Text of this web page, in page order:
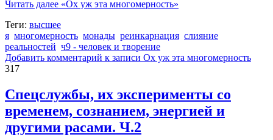
Читать далее «Ох уж эта многомерность»
Теги: высшее
я многомерность монады реинкарнация слияние
реальностей ч9 - человек и творение
Добавить комментарий к записи Ох уж эта многомерность
317
Спецслужбы, их эксперименты со
временем, сознанием, энергией и
другими расами. Ч.2